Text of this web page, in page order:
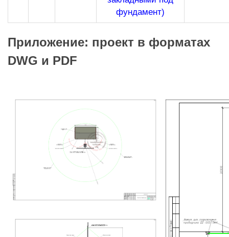
фундамент)
Приложение: проект в форматах
DWG и PDF